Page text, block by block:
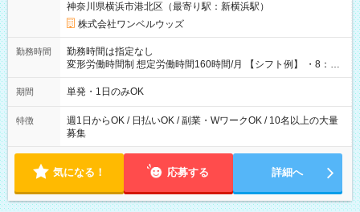
神奈川県横浜市港北区（最寄り駅：新横浜駅）
株式会社ワンベルウッズ
勤務時間
勤務時間は指定なし
変形労働時間制 想定労働時間160時間/月 【シフト例】 ・8：00
～21：00
期間 単発・1日のみOK
特徴
週1日からOK / 日払いOK / 副業・WワークOK / 10名以上の大量
募集
気になる！ 応募する 詳細へ